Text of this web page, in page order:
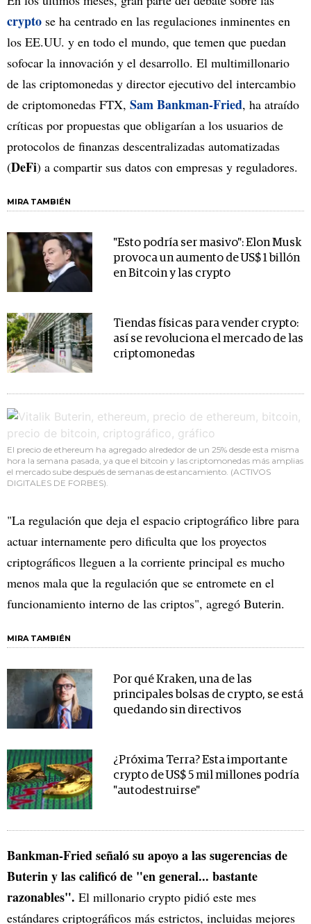
crypto se ha centrado en las regulaciones inminentes en
los EE.UU. y en todo el mundo, que temen que puedan
sofocar la innovación y el desarrollo. El multimillonario
de las criptomonedas y director ejecutivo del intercambio
de criptomonedas FTX, Sam Bankman-Fried, ha atraído
críticas por propuestas que obligarían a los usuarios de
protocolos de finanzas descentralizadas automatizadas
(DeFi) a compartir sus datos con empresas y reguladores.
MIRA TAMBIÉN
"Esto podría ser masivo": Elon Musk
provoca un aumento de US$ 1 billón
en Bitcoin y las crypto
Tiendas físicas para vender crypto:
así se revoluciona el mercado de las
criptomonedas
El precio de ethereum ha agregado alrededor de un 25% desde esta misma
hora la semana pasada, ya que el bitcoin y las criptomonedas más amplias
el mercado sube después de semanas de estancamiento. (ACTIVOS
DIGITALES DE FORBES).
"La regulación que deja el espacio criptográfico libre para
actuar internamente pero dificulta que los proyectos
criptográficos lleguen a la corriente principal es mucho
menos mala que la regulación que se entromete en el
funcionamiento interno de las criptos", agregó Buterin.
MIRA TAMBIÉN
Por qué Kraken, una de las
principales bolsas de crypto, se está
quedando sin directivos
¿Próxima Terra? Esta importante
crypto de US$ 5 mil millones podría
"autodestruirse"
Bankman-Fried señaló su apoyo a las sugerencias de
Buterin y las calificó de "en general... bastante
razonables". El millonario crypto pidió este mes
estándares criptográficos más estrictos, incluidas mejores